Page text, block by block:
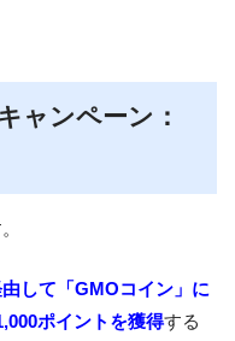
ャンペーン：
して「GMOコイン」に
ポイントを獲得する